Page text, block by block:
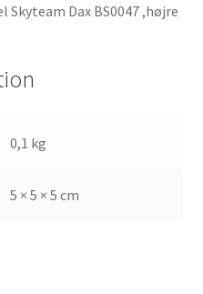
Skyteam Dax BS0047 ,højre
0,1 kg
5 × 5 × 5 cm